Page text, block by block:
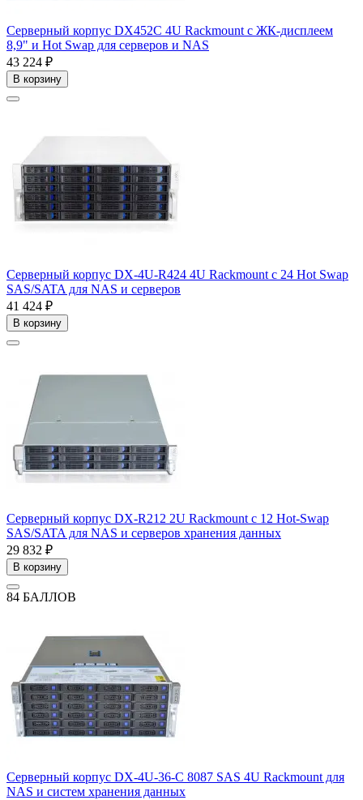
Серверный корпус DX452C 4U Rackmount с ЖК-дисплеем
8,9" и Hot Swap для серверов и NAS
43 224 ₽
В корзину
Серверный корпус DX-4U-R424 4U Rackmount с 24 Hot Swap
SAS/SATA для NAS и серверов
41 424 ₽
В корзину
Серверный корпус DX-R212 2U Rackmount с 12 Hot-Swap
SAS/SATA для NAS и серверов хранения данных
29 832 ₽
В корзину
84 БАЛЛОВ
Серверный корпус DX-4U-36-C 8087 SAS 4U Rackmount для
NAS и систем хранения данных